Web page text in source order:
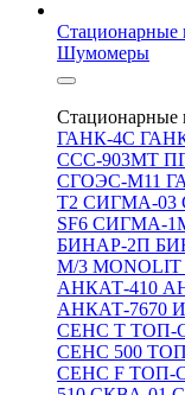
Стационарные
Шумомеры
Стационарные
ГАНК-4С
ССС-903МТ
СГОЭС-М11
Т2 СИГМА-03
SF6 СИГМА-
БИНАР-2П
М/3
АНКАТ-410
АНКАТ-7670
СЕНС Т ТОП-
СЕНС 500
СЕНС F ТОП-